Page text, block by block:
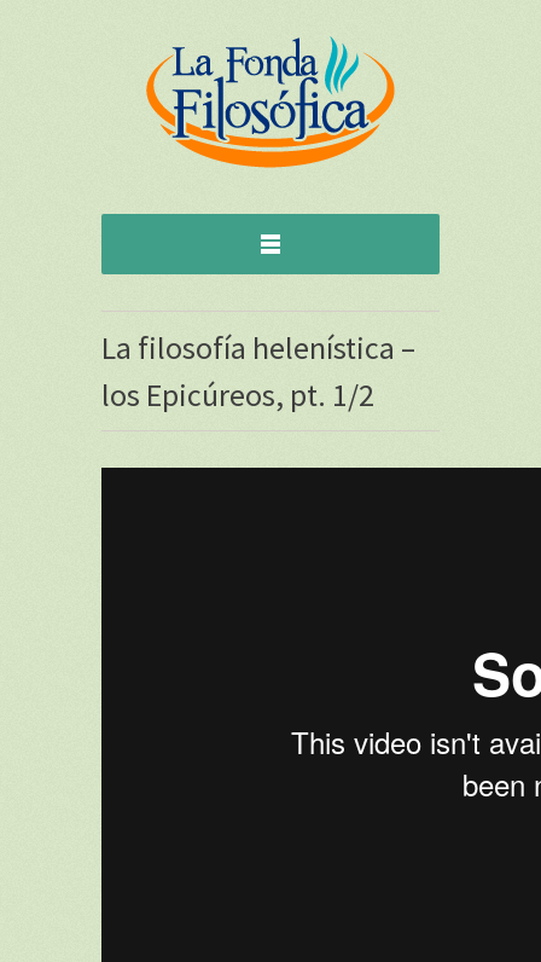
La filosofía helenística –
los Epicúreos, pt. 1/2